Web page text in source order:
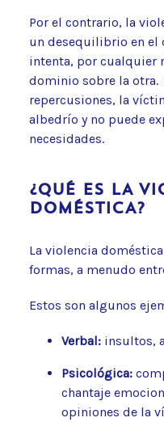
Por el contrario, la
un desequilibrio en el
intenta, por cualquier
dominio sobre la otra.
repercusiones, la
albedrío y no puede
necesidades.
¿QUÉ ES LA
DOMÉSTICA?
La violencia
formas, a menudo
Estos son algunos
Verbal: insultos,
Psicológica:
chantaje
opiniones de la